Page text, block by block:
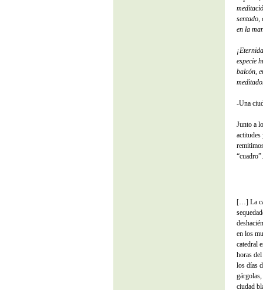
sentado,
en la
especie
balcón,
-Una
Junto a
actitudes
[…] La
en los
catedral
horas
los días
ciudad